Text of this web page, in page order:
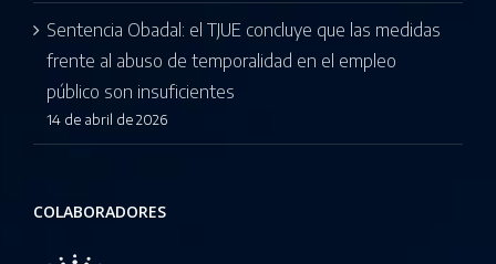
Sentencia Obadal: el TJUE concluye que las medidas
frente al abuso de temporalidad en el empleo
público son insuficientes
14 de abril de 2026
COLABORADORES